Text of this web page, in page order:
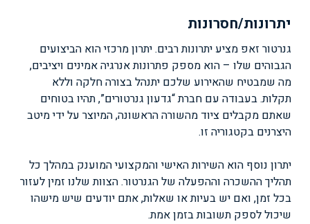
יתרונות/חסרונות
גנרטור זאפ מציע יתרונות רבים. יתרון מרכזי הוא הביצועים
הגבוהים שלו – הוא מספק פתרונות אנרגיה אמינים ויציבים,
מה שמבטיח שהאירוע שלכם יתנהל בצורה חלקה וללא
תקלות. בעבודה עם חברת “גדעון גנרטורים”, תהיו בטוחים
שאתם מקבלים ציוד מהשורה הראשונה, המיוצר על ידי מיטב
היצרנים בקטגוריה זו.
יתרון נוסף הוא השירות האישי והמקצועי המוענק במהלך כל
תהליך ההשכרה וההפעלה של הגנרטור. הצוות שלנו זמין לעזור
בכל זמן, ואם יש בעיות או שאלות, אתם יודעים שיש מישהו
שיכול לספק תשובות בזמן אמת.